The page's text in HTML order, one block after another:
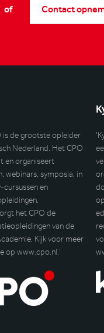
of Contact
is de grootste opleider
Nederland. Het CPO
en organiseert
webinars, symposia, in
en
het CPO de
van de
Kijk voor meer
op www.cpo.nl.’